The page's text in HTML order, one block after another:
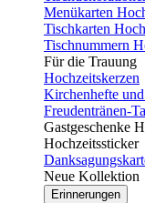
Menükarten
Tischkarten
Tischnummern
Für die Trauung
Hochzeitskerzen
Kirchenhefte
Freudentränen-
Gastgeschenke
Hochzeitssticker
Neue Kollektion
Erinnerungen